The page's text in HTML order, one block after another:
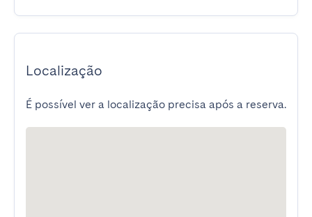
Localização
É possível ver a localização precisa após a reserva.